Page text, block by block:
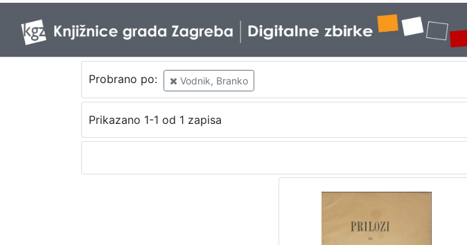
Probrano po: Vodnik, Branko
Prikazano 1-1 od 1 zapisa